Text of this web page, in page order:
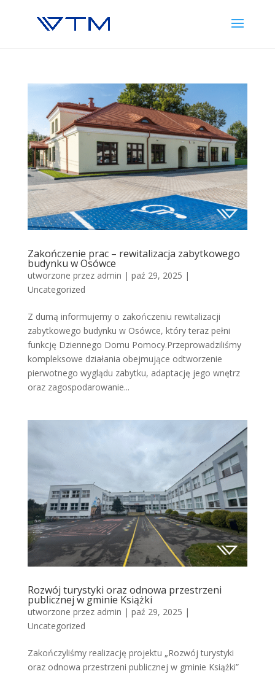
Zakończenie prac – rewitalizacja zabytkowego
budynku w Osówce
utworzone przez admin | paź 29, 2025 |
Uncategorized
Z dumą informujemy o zakończeniu rewitalizacji
zabytkowego budynku w Osówce, który teraz pełni
funkcję Dziennego Domu Pomocy.Przeprowadziliśmy
kompleksowe działania obejmujące odtworzenie
pierwotnego wyglądu zabytku, adaptację jego wnętrz
oraz zagospodarowanie...
Rozwój turystyki oraz odnowa przestrzeni
publicznej w gminie Książki
utworzone przez admin | paź 29, 2025 |
Uncategorized
Zakończyliśmy realizację projektu „Rozwój turystyki
oraz odnowa przestrzeni publicznej w gminie Książki”